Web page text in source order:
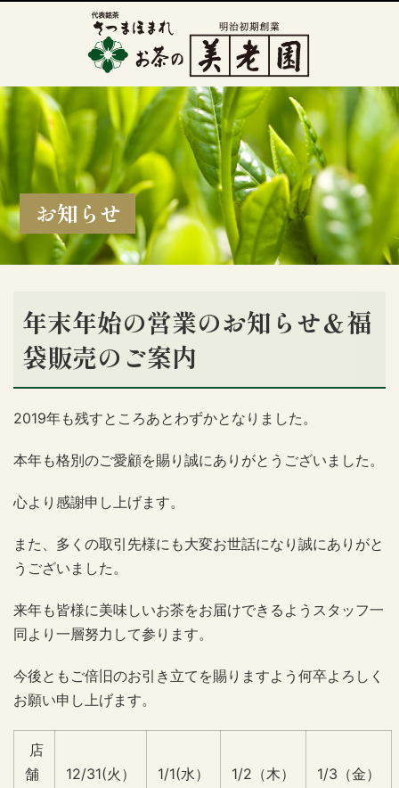
お知らせ
年末年始の営業のお知らせ＆福
袋販売のご案内
2019年も残すところあとわずかとなりました。
本年も格別のご愛顧を賜り誠にありがとうございました。
心より感謝申し上げます。
また、多くの取引先様にも大変お世話になり誠にありがと
うございました。
来年も皆様に美味しいお茶をお届けできるようスタッフ一
同より一層努力して参ります。
今後ともご倍旧のお引き立てを賜りますよう何卒よろしく
お願い申し上げます。
店
舗
12/31(火） 1/1(水） 1/2（木） 1/3（金）